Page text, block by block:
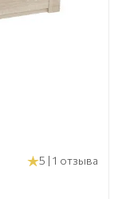
5 | 1 отзыва